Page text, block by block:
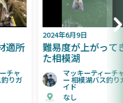
2024年6月9日
難易度が上がってき
た相模湖
マッキーティーチャ
ー 相模湖バス釣りガ
イド
なし